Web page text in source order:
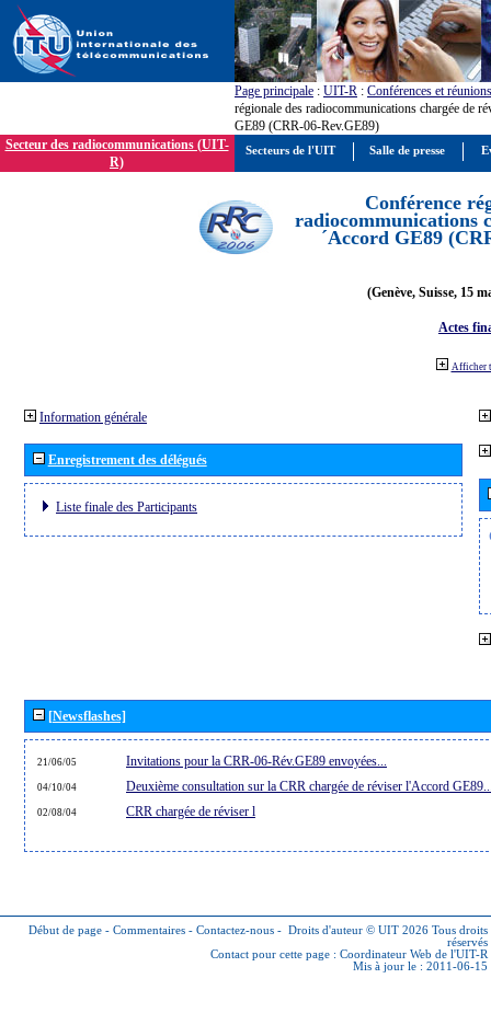
Page principale : UIT-R : Conférences et réunions
régionale des radiocommunications chargée de
GE89 (CRR-06-Rev.GE89)
Secteur des radiocommunications (UIT-
R)
Conférence
radiocommunications
´Accord GE89
(Genève, Suisse, 15
Actes
Afficher
Information générale
Enregistrement des délégués
Liste finale des Participants
[Newsflashes]
21/06/05 Invitations pour la CRR-06-Rév.GE89 envoyées...
04/10/04 Deuxième consultation sur la CRR chargée de réviser l'Accord
02/08/04 CRR chargée de réviser l
Début de page - Commentaires - Contactez-nous - Droits d'auteur © UIT 2026 Tous droits
réservés
Contact pour cette page : Coordinateur Web de l'UIT-R
Mis à jour le : 2011-06-15
Secteurs de l'UIT Salle de presse